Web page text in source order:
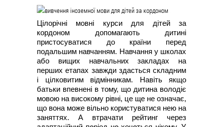
Цілорічні мовні курси для дітей за
кордоном допомагають дитині
пристосуватися до країни перед
подальшим навчанням. Навчання у школах
або вищих навчальних закладах на
перших етапах завжди здасться складним
і цілковитим відмінникам. Навіть якщо
батьки впевнені в тому, що дитина володіє
мовою на високому рівні, це ще не означає,
що вона може вільно користуватися нею на
заняттях. А втрачати рейтинг через